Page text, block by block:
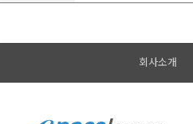
회사소개